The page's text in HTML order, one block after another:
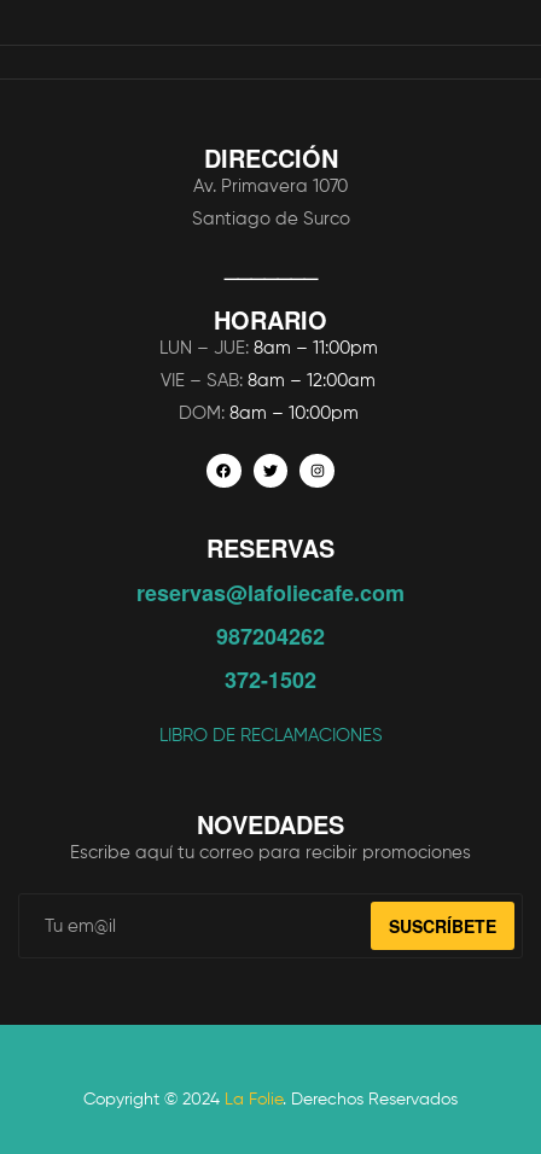
DIRECCIÓN
Av. Primavera 1070
Santiago de Surco
HORARIO
LUN – JUE: 8am – 11:00pm
VIE – SAB: 8am – 12:00am
DOM: 8am – 10:00pm
RESERVAS
reservas@lafoliecafe.com
987204262
372-1502
LIBRO DE RECLAMACIONES
NOVEDADES
Escribe aquí tu correo para recibir promociones
SUSCRÍBETE
Copyright © 2024 La Folie. Derechos Reservados